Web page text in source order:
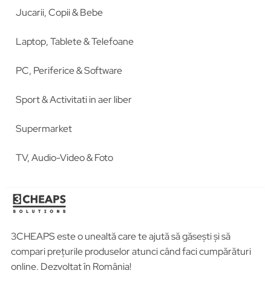
Jucarii, Copii & Bebe
Laptop, Tablete & Telefoane
PC, Periferice & Software
Sport & Activitati in aer liber
Supermarket
TV, Audio-Video & Foto
3CHEAPS este o unealtă care te ajută să găsești și să
compari prețurile produselor atunci când faci cumpărături
online. Dezvoltat în România!